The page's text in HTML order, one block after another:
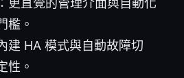
檻。
建 HA 模式與自動故障切
性。